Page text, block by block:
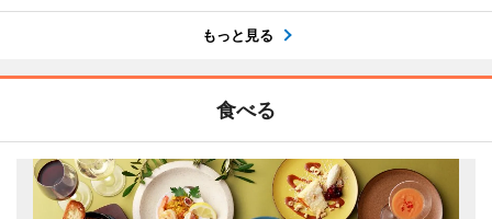
もっと見る
食べる